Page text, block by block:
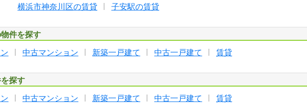
横浜市神奈川区の賃貸 子安駅の賃貸
件を探す
中古マンション 新築一戸建て 中古一戸建て 賃貸
探す
中古マンション 新築一戸建て 中古一戸建て 賃貸